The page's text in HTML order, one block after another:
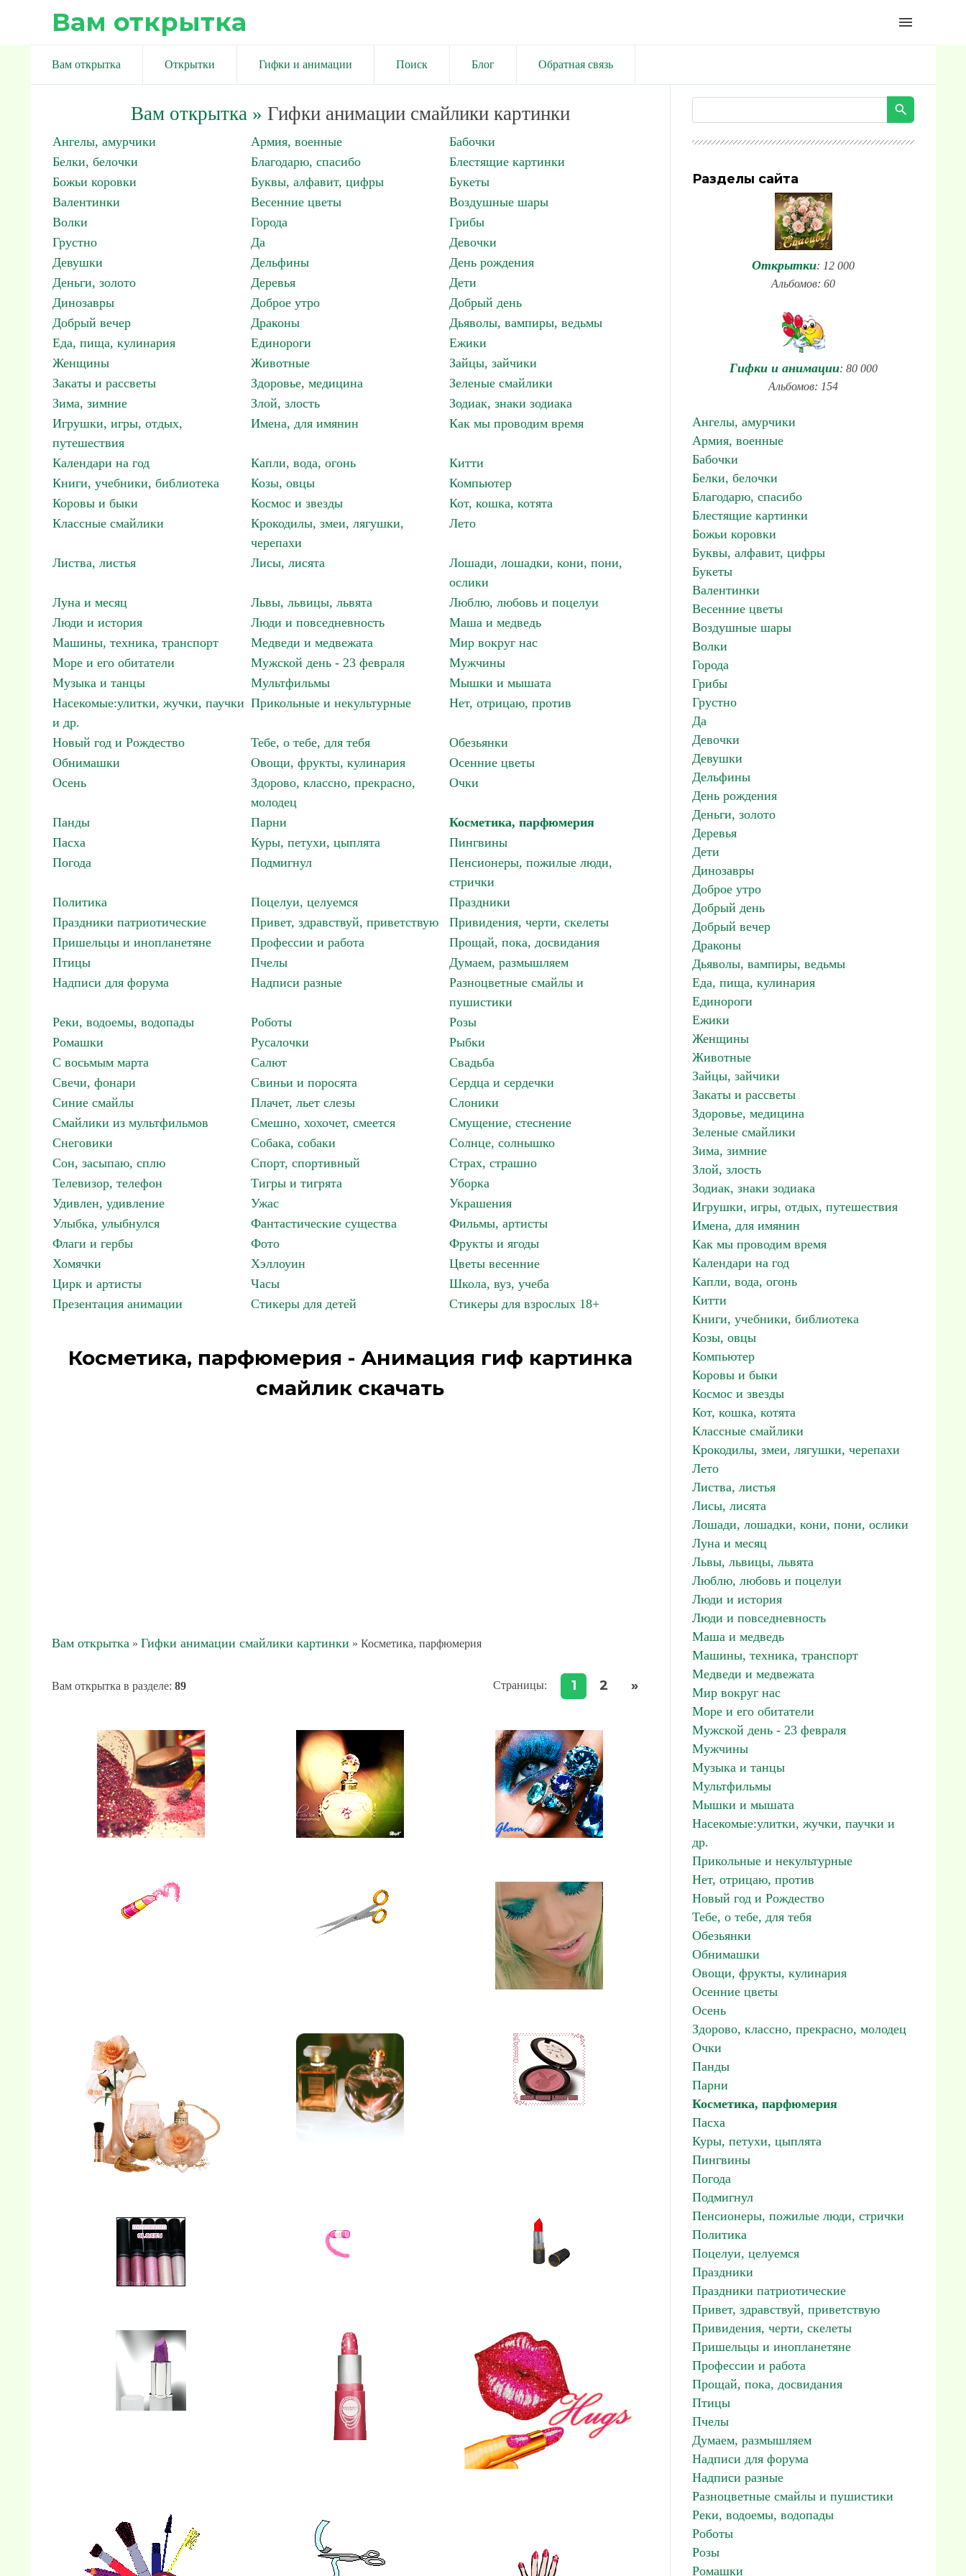
Вам открытка menu
Вам открытка Открытки Гифки и анимации Поиск Блог Обратная связь
Вам открытка» Гифки анимации смайлики картинки
Ангелы, амурчики Армия, военные
Бабочки
Белки, белочки
Благодарю, спасибо
Блестящие картинки
Божьи коровки
Буквы, алфавит, цифры
Букеты
Валентинки
Весенние цветы
Воздушные шары
Волки
Города
Грибы
Грустно
Да
Девочки
Девушки
Дельфины
День рождения
Деньги, золото
Деревья
Дети
Динозавры
Доброе утро
Добрый день
Добрый вечер
Драконы
Дьяволы, вампиры, ведьмы
Еда, пища, кулинария
Единороги
Ежики
Женщины
Животные
Зайцы, зайчики
Закаты и рассветы
Здоровье, медицина
Зеленые смайлики
Зима, зимние
Злой, злость
Зодиак, знаки зодиака
Игрушки, игры, отдых,
путешествия
Имена, для имянин Как мы проводим время
Календари на год Капли, вода, огонь
Китти
Книги, учебники, библиотека
Козы, овцы
Компьютер
Коровы и быки
Космос и звезды
Кот, кошка, котята
Классные смайлики
Крокодилы, змеи, лягушки,
черепахи
Лето
Листва, листья Лисы, лисята
Лошади, лошадки, кони, пони,
ослики
Луна и месяц
Львы, львицы, львята
Люблю, любовь и поцелуи
Люди и история
Люди и повседневность
Маша и медведь
Машины, техника, транспорт
Медведи и медвежата
Мир вокруг нас
Море и его обитатели
Мужской день - 23 февраля
Мужчины
Музыка и танцы
Мультфильмы
Мышки и мышата
Насекомые:улитки, жучки, паучки
и др.
Прикольные и некультурные Нет, отрицаю, против
Новый год и Рождество Тебе, о тебе, для тебя
Обезьянки
Обнимашки
Овощи, фрукты, кулинария
Осенние цветы
Осень
Здорово, классно, прекрасно,
молодец
Очки
Панды Парни
Косметика, парфюмерия
Пасха
Куры, петухи, цыплята
Пингвины
Погода
Подмигнул
Пенсионеры, пожилые люди,
стрички
Политика
Поцелуи, целуемся
Праздники
Праздники патриотические
Привет, здравствуй, приветствую
Привидения, черти, скелеты
Пришельцы и инопланетяне
Профессии и работа
Прощай, пока, досвидания
Птицы
Пчелы
Думаем, размышляем
Надписи для форума
Надписи разные
Разноцветные смайлы и
пушистики
Реки, водоемы, водопады
Роботы
Розы
Ромашки
Русалочки
Рыбки
С восьмым марта
Салют
Свадьба
Свечи, фонари
Свиньи и поросята
Сердца и сердечки
Синие смайлы
Плачет, льет слезы
Слоники
Смайлики из мультфильмов
Смешно, хохочет, смеется
Смущение, стеснение
Снеговики
Собака, собаки
Солнце, солнышко
Сон, засыпаю, сплю
Спорт, спортивный
Страх, страшно
Телевизор, телефон
Тигры и тигрята
Уборка
Удивлен, удивление
Ужас
Украшения
Улыбка, улыбнулся
Фантастические существа
Фильмы, артисты
Флаги и гербы
Фото
Фрукты и ягоды
Хомячки
Хэллоуин
Цветы весенние
Цирк и артисты
Часы
Школа, вуз, учеба
Презентация анимации
Стикеры для детей Стикеры для взрослых 18+
Косметика, парфюмерия - Анимация гиф картинка
смайлик скачать
Вам открытка » Гифки анимации смайлики картинки » Косметика, парфюмерия
Вам открытка в разделе: 89 Страницы: 1 2 »
Разделы сайта
Открытки: 12 000
Альбомов: 60
Гифки и анимации: 80 000
Альбомов: 154
Ангелы, амурчики
Армия, военные
Бабочки
Белки, белочки
Благодарю, спасибо
Блестящие картинки
Божьи коровки
Буквы, алфавит, цифры
Букеты
Валентинки
Весенние цветы
Воздушные шары
Волки
Города
Грибы
Грустно
Да
Девочки
Девушки
Дельфины
День рождения
Деньги, золото
Деревья
Дети
Динозавры
Доброе утро
Добрый день
Добрый вечер
Драконы
Дьяволы, вампиры, ведьмы
Еда, пища, кулинария
Единороги
Ежики
Женщины
Животные
Зайцы, зайчики
Закаты и рассветы
Здоровье, медицина
Зеленые смайлики
Зима, зимние
Злой, злость
Зодиак, знаки зодиака
Игрушки, игры, отдых, путешествия
Имена, для имянин
Как мы проводим время
Календари на год
Капли, вода, огонь
Китти
Книги, учебники, библиотека
Козы, овцы
Компьютер
Коровы и быки
Космос и звезды
Кот, кошка, котята
Классные смайлики
Крокодилы, змеи, лягушки, черепахи
Лето
Листва, листья
Лисы, лисята
Лошади, лошадки, кони, пони, ослики
Луна и месяц
Львы, львицы, львята
Люблю, любовь и поцелуи
Люди и история
Люди и повседневность
Маша и медведь
Машины, техника, транспорт
Медведи и медвежата
Мир вокруг нас
Море и его обитатели
Мужской день - 23 февраля
Мужчины
Музыка и танцы
Мультфильмы
Мышки и мышата
Насекомые:улитки, жучки, паучки и
др.
Прикольные и некультурные
Нет, отрицаю, против
Новый год и Рождество
Тебе, о тебе, для тебя
Обезьянки
Обнимашки
Овощи, фрукты, кулинария
Осенние цветы
Осень
Здорово, классно, прекрасно, молодец
Очки
Панды
Парни
Косметика, парфюмерия
Пасха
Куры, петухи, цыплята
Пингвины
Погода
Подмигнул
Пенсионеры, пожилые люди, стрички
Политика
Поцелуи, целуемся
Праздники
Праздники патриотические
Привет, здравствуй, приветствую
Привидения, черти, скелеты
Пришельцы и инопланетяне
Профессии и работа
Прощай, пока, досвидания
Птицы
Пчелы
Думаем, размышляем
Надписи для форума
Надписи разные
Разноцветные смайлы и пушистики
Реки, водоемы, водопады
Роботы
Розы
Ромашки